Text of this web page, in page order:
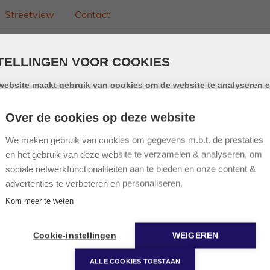
Streetview Contact
slpk, 70m²
1 badkamer in het bruisende centrum van Genk.
van Genk, nabij verschillende winkels,
op de gelijkvloerse verdieping, wat zorgt voor een
gesloten keuken; open leef en eet ruimte met
tot een tweede slaapkamer met voldoende kasten.
Over de cookies op deze website
We maken gebruik van cookies om gegevens m.b.t. de prestaties
en het gebruik van deze website te verzamelen & analyseren, om
sociale netwerkfunctionaliteiten aan te bieden en onze content &
advertenties te verbeteren en personaliseren.
Kom meer te weten
Cookie-instellingen WEIGEREN
ALLE COOKIES TOESTAAN
VOOR COOKIES
maakt gebruik van cookies om de website te analyseren
te vergroten. Door gebruik te maken van deze website
voor het gebruik van cookies.
is een klein tekstbestand dat, bij het eerste bezoek aan deze
in de browser van uw computer, tablet of smartphone. Deze
gebruikt cookies om de gebruikservaring technisch te verbeteren, om
van onder andere het aantal bezoeken bij te houden en om uw
website verder op te volgen op sociale media.
over onze cookies
cookies
voor statistieken en tracking door derde partijen